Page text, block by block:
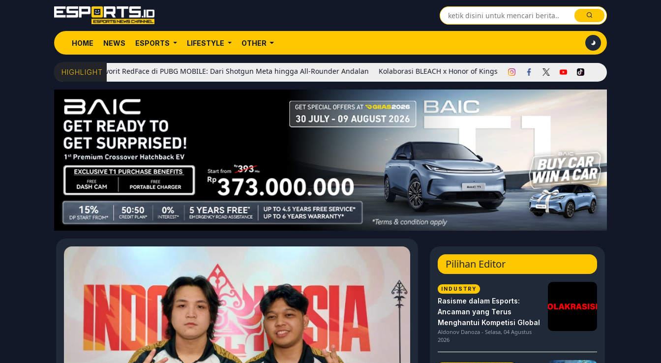
HOME NEWS ESPORTS LIFESTYLE OTHER
HIGHLIGHT
5 Senjata Favorit RedFace di PUBG MOBILE: Dari Shotgun Meta hingga All-Rounder Andalan Kolaborasi BLEACH x Honor of Kings Dimulai! Hadirkan Skin Soul Reaper, Mode Khusus, dan
Pilihan Editor
INDUSTRY
Rasisme dalam Esports:
Ancaman yang Terus
Menghantui Kompetisi Global
Aldonov Danoza - Selasa, 04 Agustus
2026